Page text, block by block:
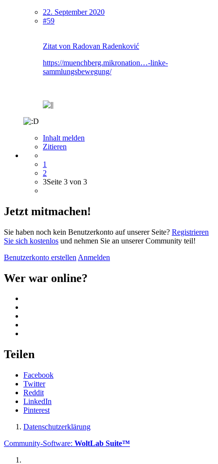
22. September 2020
#59
Zitat von Radovan Radenković
https://muenchberg.mikronation…-linke-
sammlungsbewegung/
Inhalt melden
Zitieren
1
2
3Seite 3 von 3
Jetzt mitmachen!
Sie haben noch kein Benutzerkonto auf unserer Seite? Registrieren
Sie sich kostenlos und nehmen Sie an unserer Community teil!
Benutzerkonto erstellen Anmelden
Wer war online?
Teilen
Facebook
Twitter
Reddit
LinkedIn
Pinterest
Datenschutzerklärung
Community-Software: WoltLab Suite™